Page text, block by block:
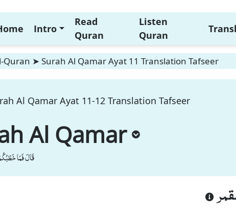
Intro
Read
Quran
Listen
Quran
Quran ➤ Surah Al Qamar Ayat 11 Translation Tafseer
Al Qamar Ayat 11-12 Translation Tafseer
Al Qamar
قَالَ فَمَا